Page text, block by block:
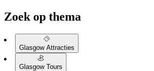
Zoek op thema
Glasgow Attracties
Glasgow Tours